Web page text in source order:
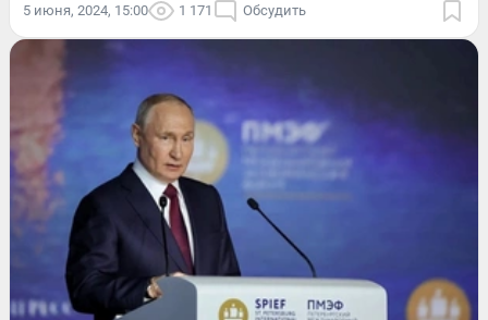
5 июня, 2024, 15:00 1 171 Обсудить